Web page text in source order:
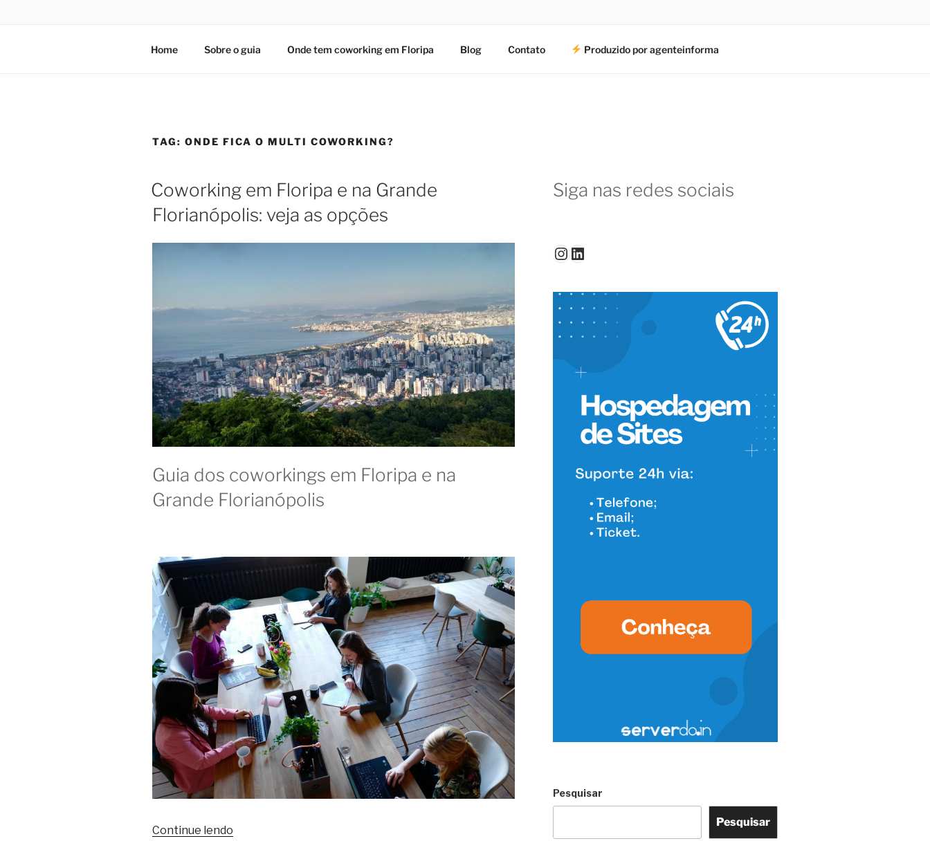
Home Sobre o guia Onde tem coworking em Floripa Blog Contato Produzido por agenteinforma
TAG: ONDE FICA O MULTI COWORKING?
Coworking em Floripa e na Grande
Florianópolis: veja as opções
Guia dos coworkings em Floripa e na
Grande Florianópolis
Continue lendo
Siga nas redes sociais
Pesquisar
Pesquisar